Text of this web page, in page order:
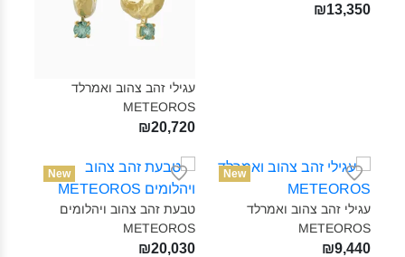
₪13,350
עגילי זהב צהוב ואמרלד
METEOROS‎
₪20,720
New
עגילי זהב צהוב ואמרלד
METEOROS‎
₪9,440
New
טבעת זהב צהוב ויהלומים
METEOROS‎
₪20,030